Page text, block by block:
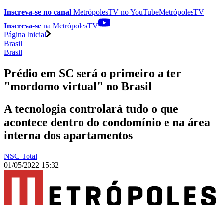
Inscreva-se no canal MetrópolesTV noYouTubeMetrópolesTV
Inscreva-se na MetrópolesTV
Página Inicial
Brasil
Brasil
Prédio em SC será o primeiro a ter
"mordomo virtual" no Brasil
A tecnologia controlará tudo o que
acontece dentro do condomínio e na área
interna dos apartamentos
NSC Total
01/05/2022 15:32